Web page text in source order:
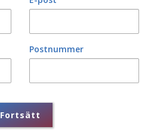
Postnummer
Fortsätt